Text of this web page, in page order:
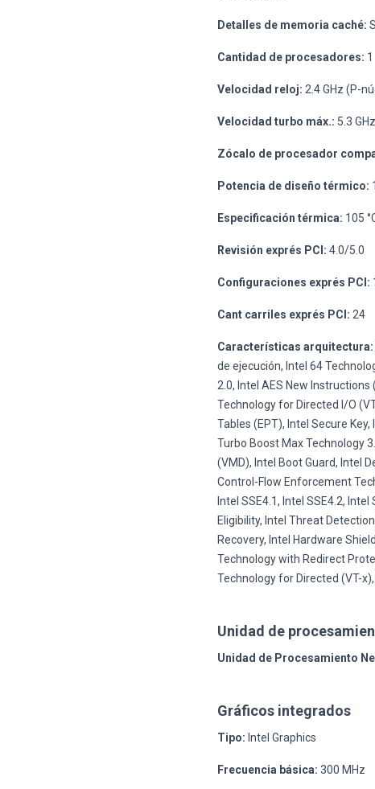
Detalles de memoria caché:
Cantidad de procesadores: 1
Velocidad reloj: 2.4 GHz (P-
Velocidad turbo máx.: 5.3
Zócalo de procesador
Potencia de diseño térmico:
Especificación térmica: 105
Revisión exprés PCI: 4.0/5.0
Configuraciones exprés PCI:
Cant carriles exprés PCI: 24
Características arquitectura:
de ejecución, Intel 64
2.0, Intel AES New
Technology for Directed I/O
Tables (EPT), Intel Secure
Turbo Boost Max Technology
(VMD), Intel Boot Guard, Intel
Control-Flow Enforcement
Intel SSE4.1, Intel SSE4.2,
Eligibility, Intel Threat
Recovery, Intel Hardware
Technology with Redirect
Technology for Directed (VT-
Unidad de
Unidad de Procesamiento
Gráficos integrados
Tipo: Intel Graphics
Frecuencia básica: 300 MHz